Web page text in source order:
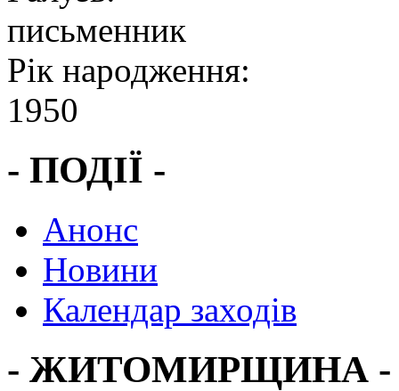
письменник
Рік народження:
1950
- ПОДІЇ -
Анонс
Новини
Календар заходів
- ЖИТОМИРЩИНА -